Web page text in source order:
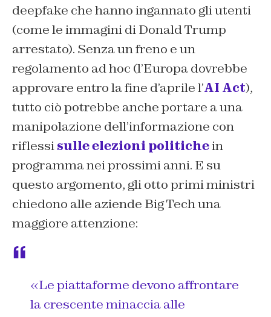
deepfake che hanno ingannato gli utenti
(come le immagini di Donald Trump
arrestato). Senza un freno e un
regolamento ad hoc (l’Europa dovrebbe
approvare entro la fine d’aprile l’AI Act),
tutto ciò potrebbe anche portare a una
manipolazione dell’informazione con
riflessisulle elezioni politichein
programma nei prossimi anni. E su
questo argomento, gli otto primi ministri
chiedono alle aziende Big Tech una
maggiore attenzione:
«Le piattaforme devono affrontare
la crescente minaccia alle